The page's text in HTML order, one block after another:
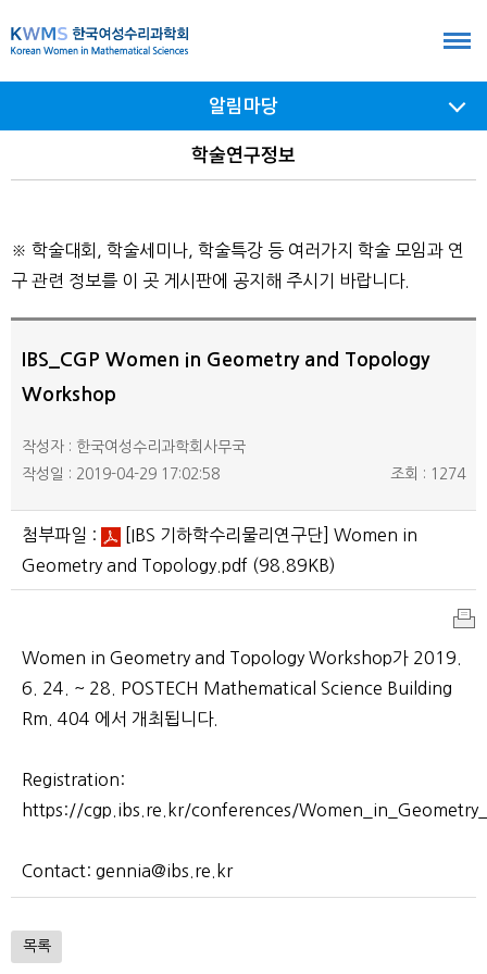
문
가
여닫기
알림마당
학술연구정보
※ 학술대회, 학술세미나, 학술특강 등 여러가지 학술 모임과 연
구 관련 정보를 이 곳 게시판에 공지해 주시기 바랍니다.
IBS_CGP Women in Geometry and Topology
Workshop
작성자 : 한국여성수리과학회사무국
작성일 : 2019-04-29 17:02:58
조회 : 1274
첨부파일 :
[IBS 기하학수리물리연구단] Women in
Geometry and Topology.pdf (98.89KB)
쇄
Women in Geometry and Topology Workshop가 2019.
6. 24. ~ 28. POSTECH Mathematical Science Building
Rm. 404 에서 개최됩니다.
Registration:
https://cgp.ibs.re.kr/conferences/
Contact: gennia@ibs.re.kr
목록